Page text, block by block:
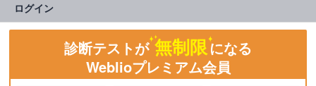
ログイン
診断テストが 無制限になる
Weblioプレミアム会員